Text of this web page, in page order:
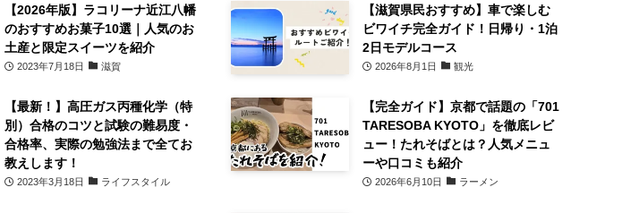
【2026年版】ラコリーナ近江八幡
のおすすめお菓子10選｜人気のお
土産と限定スイーツを紹介
2023年7月18日 滋賀
【最新！】高圧ガス丙種化学（特
別）合格のコツと試験の難易度・
合格率、実際の勉強法まで全てお
教えします！
2023年3月18日 ライフスタイル
【滋賀県民おすすめ】車で楽しむ
ビワイチ完全ガイド！日帰り・1泊
2日モデルコース
2026年8月1日 観光
【完全ガイド】京都で話題の「701
TARESOBA KYOTO」を徹底レビ
ュー！たれそばとは？人気メニュ
ーや口コミも紹介
2026年6月10日 ラーメン